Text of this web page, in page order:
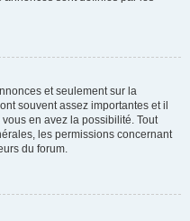
et seulement sur la
souvent assez importantes et il
en avez la possibilité. Tout
les permissions concernant
du forum.